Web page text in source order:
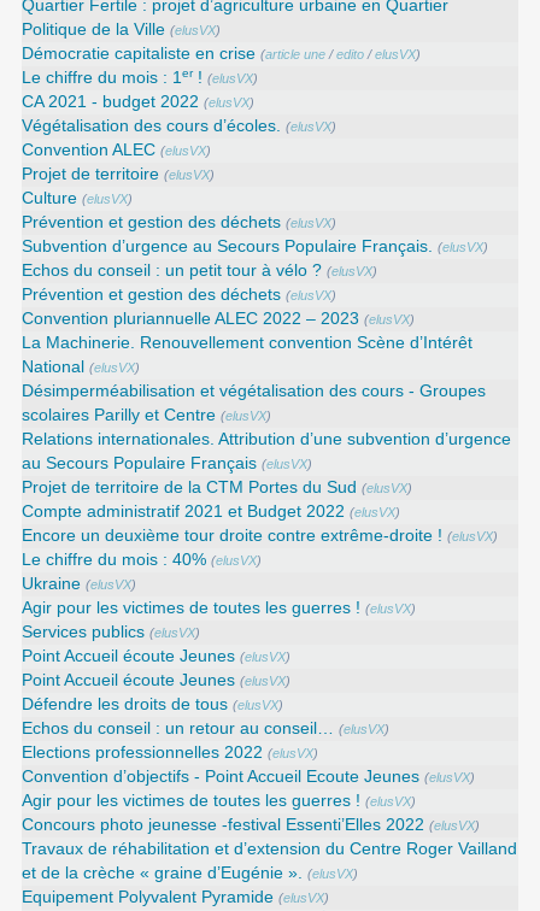
Quartier Fertile : projet d’agriculture urbaine en Quartier
Politique de la Ville (elusVX)
Démocratie capitaliste en crise (article une/edito/elusVX)
Le chiffre du mois : 1er! (elusVX)
CA 2021 - budget 2022 (elusVX)
Végétalisation des cours d’écoles. (elusVX)
Convention ALEC (elusVX)
Projet de territoire (elusVX)
Culture (elusVX)
Prévention et gestion des déchets (elusVX)
Subvention d’urgence au Secours Populaire Français. (elusVX)
Echos du conseil : un petit tour à vélo ? (elusVX)
Prévention et gestion des déchets (elusVX)
Convention pluriannuelle ALEC 2022 – 2023 (elusVX)
La Machinerie. Renouvellement convention Scène d’Intérêt
National
(elusVX)
Désimperméabilisation et végétalisation des cours - Groupes
scolaires Parilly et Centre (elusVX)
Relations internationales. Attribution d’une subvention d’urgence
au Secours Populaire Français (elusVX)
Projet de territoire de la CTM Portes du Sud (elusVX)
Compte administratif 2021 et Budget 2022 (elusVX)
Encore un deuxième tour droite contre extrême-droite ! (elusVX)
Le chiffre du mois : 40% (elusVX)
Ukraine (elusVX)
Agir pour les victimes de toutes les guerres ! (elusVX)
Services publics (elusVX)
Point Accueil écoute Jeunes (elusVX)
Point Accueil écoute Jeunes (elusVX)
Défendre les droits de tous (elusVX)
Echos du conseil : un retour au conseil… (elusVX)
Elections professionnelles 2022 (elusVX)
Convention d’objectifs - Point Accueil Ecoute Jeunes (elusVX)
Agir pour les victimes de toutes les guerres ! (elusVX)
Concours photo jeunesse -festival Essenti’Elles 2022 (elusVX)
Travaux de réhabilitation et d’extension du Centre Roger Vailland
et de la crèche « graine d’Eugénie ». (elusVX)
Equipement Polyvalent Pyramide (elusVX)